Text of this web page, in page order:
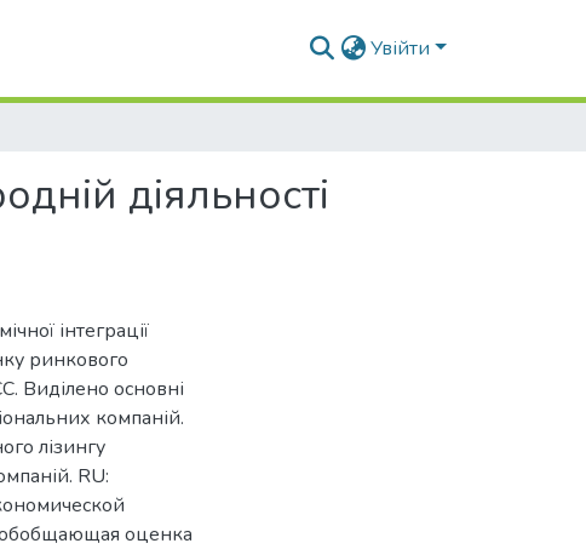
Увійти
діяльності
інтеграції
ринкового
Виділено основні
компаній.
лізингу
RU:
оценка